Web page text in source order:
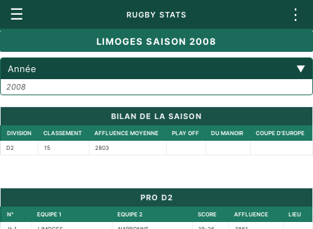
☰ RUGBY STATS ⋮
LIMOGES SAISON 2008
Année ▼
2008
BILAN DE LA SAISON
DIVISION CLASSEMENT AFFLUENCE MOYENNE PLAY OFF DU MANOIR COUPE D'EUROPE
D2 15 2803
PRO D2
N° EQUIPE 1 EQUIPE 2 SCORE AFFLUENCE LIEU